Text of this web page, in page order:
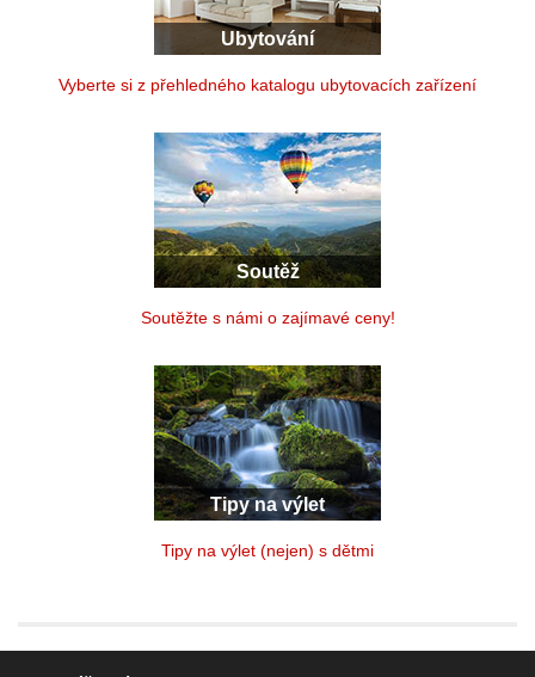
Ubytování
Vyberte si z přehledného katalogu ubytovacích zařízení
Soutěž
Soutěžte s námi o zajímavé ceny!
Tipy na výlet
Tipy na výlet (nejen) s dětmi